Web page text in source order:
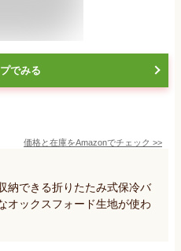
でみる
価格と在庫をAmazonでチェック >>
納できる折りたたみ式保冷バ
オックスフォード生地が使わ